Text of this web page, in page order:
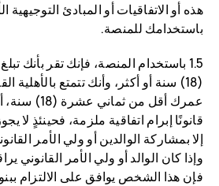
هذه أو الاتفاقيات أو المبادئ التوجيهية
باستخدامك للمنصة.
1.5 باستخدام المنصة، فإنك تقر بأنك
(18) سنة أو أكثر، وأنك تتمتع بالأهلية
عمرك أقل من
قانونًا إبرام اتفاقية ملزمة، فحينئذٍ لا
إلا بمشاركة الوالدين أو ولي الأمر
وإذا كان الوالد أو ولي الأمر القانوني
فإن هذا الشخص يوافق على الالتزام